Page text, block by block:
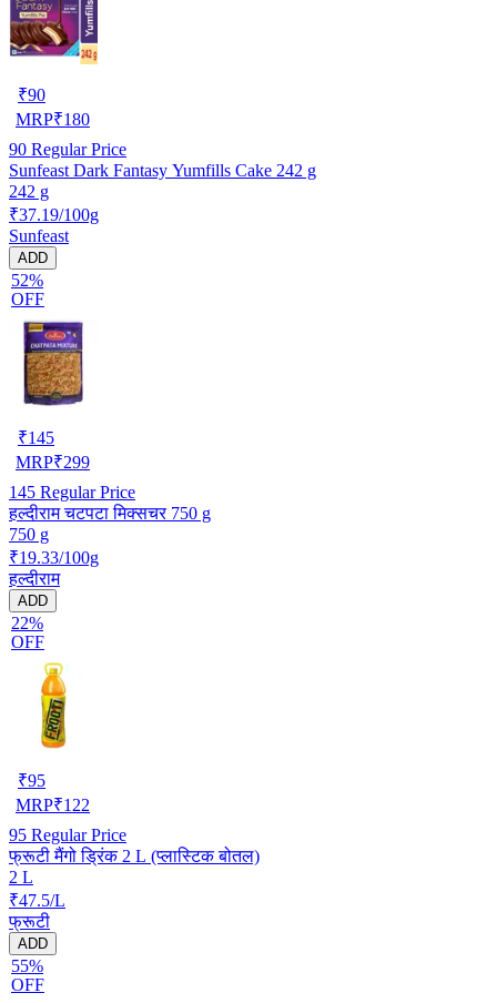
₹90
MRP₹180
90 Regular Price
Sunfeast Dark Fantasy Yumfills Cake 242 g
242 g
₹37.19/100g
Sunfeast
ADD
52%
OFF
₹145
MRP₹299
145 Regular Price
हल्दीराम चटपटा मिक्सचर 750 g
750 g
₹19.33/100g
हल्दीराम
ADD
22%
OFF
₹95
MRP₹122
95 Regular Price
फ्रूटी मैंगो ड्रिंक 2 L (प्लास्टिक बोतल)
2 L
₹47.5/L
फ्रूटी
ADD
55%
OFF